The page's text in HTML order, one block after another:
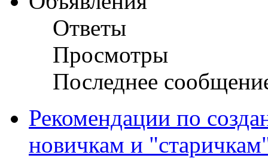
Ответы
Просмотры
Последнее
Рекомендации по
новичкам и